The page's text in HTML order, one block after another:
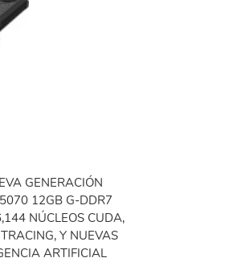
GENERACIÓN
12GB G-DDR7
NÚCLEOS CUDA,
Y NUEVAS
ARTIFICIAL